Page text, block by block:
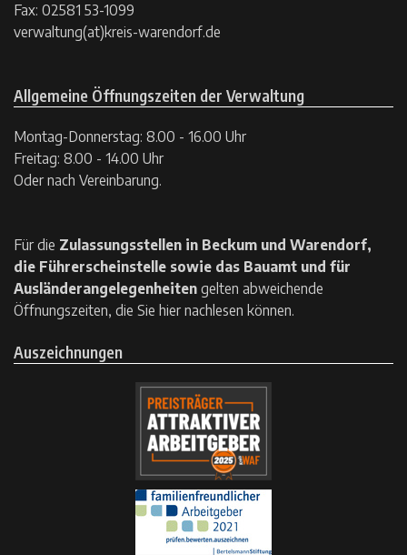
Fax: 02581 53-1099
verwaltung(at)kreis-warendorf.de
Allgemeine Öffnungszeiten der Verwaltung
Montag-Donnerstag: 8.00 - 16.00 Uhr
Freitag: 8.00 - 14.00 Uhr
Oder nach Vereinbarung.
Für die Zulassungsstellen in Beckum und Warendorf,
die Führerscheinstelle sowie das Bauamt und für
Ausländerangelegenheiten gelten abweichende
Öffnungszeiten, die Sie hier nachlesen können.
Auszeichnungen